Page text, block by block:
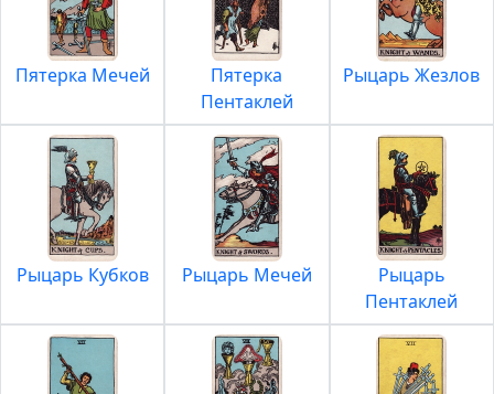
Пятерка Мечей
Пятерка
Пентаклей
Рыцарь Жезлов
Рыцарь Кубков Рыцарь Мечей
Рыцарь
Пентаклей